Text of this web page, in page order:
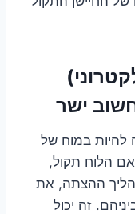
ישר
להיות במוח של
הלוח תקול,
ההצתה, את
זה יכול